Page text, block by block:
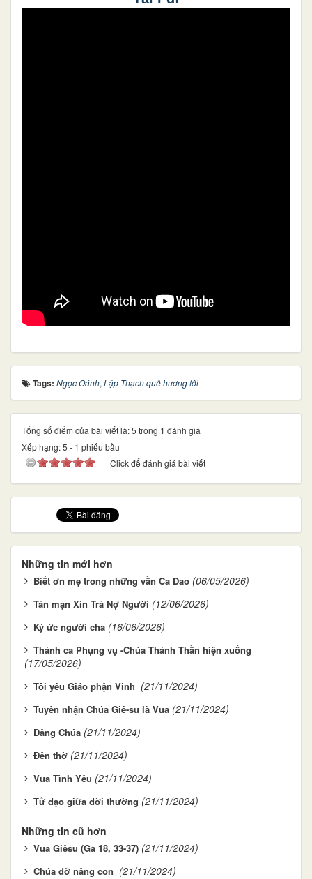
Tags: Ngọc Oánh, Lập Thạch quê hương tôi
Tổng số điểm của bài viết là: 5 trong 1 đánh giá
Xếp hạng:5 - 1 phiếu bầu
Click để đánh giá bài viết
Những tin mới hơn
Biết ơn mẹ trong những vần Ca Dao (06/05/2026)
Tản mạn Xin Trả Nợ Người (12/06/2026)
Ký ức người cha (16/06/2026)
Thánh ca Phụng vụ -Chúa Thánh Thần hiện xuống
(17/05/2026)
Tôi yêu Giáo phận Vinh (21/11/2024)
Tuyên nhận Chúa Giê-su là Vua (21/11/2024)
Dâng Chúa (21/11/2024)
Đền thờ (21/11/2024)
Vua Tình Yêu (21/11/2024)
Tử đạo giữa đời thường (21/11/2024)
Những tin cũ hơn
Vua Giêsu (Ga 18, 33-37) (21/11/2024)
Chúa đỡ nâng con (21/11/2024)